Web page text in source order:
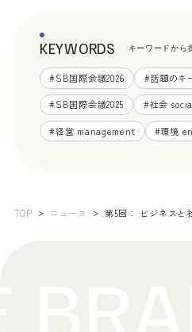
KEYWORDS キーワードから
#SB国際会議2026 #話題のキ
#SB国際会議2025 #社会
#経営 management #環境
TOP ニュース 第5回： ビジネスと